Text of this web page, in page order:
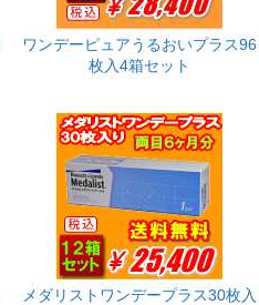
ワンデーピュアうるおいプラス96
枚入4箱セット
メダリストワンデープラス30枚入